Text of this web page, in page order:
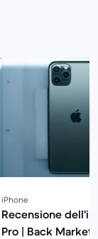
iPhone
Recensione
Pro | Back Market